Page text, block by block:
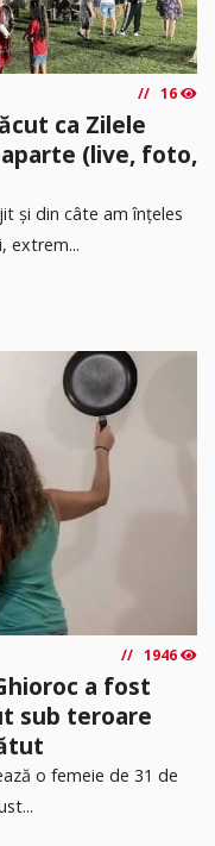
16
ca Zilele
(live, foto,
și din câte am înțeles
extrem...
1946
a fost
sub teroare
o femeie de 31 de